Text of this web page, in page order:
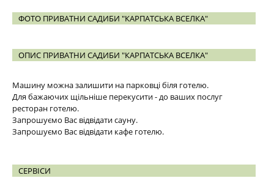
ФОТО ПРИВАТНИ САДИБИ "КАРПАТСЬКА ВСЕЛКА"
ОПИС ПРИВАТНИ САДИБИ "КАРПАТСЬКА ВСЕЛКА"
Машину можна залишити на парковці біля готелю.
Для бажаючих щільніше перекусити - до ваших послуг
ресторан готелю.
Запрошуємо Вас відвідати сауну.
Запрошуємо Вас відвідати кафе готелю.
СЕРВІСИ